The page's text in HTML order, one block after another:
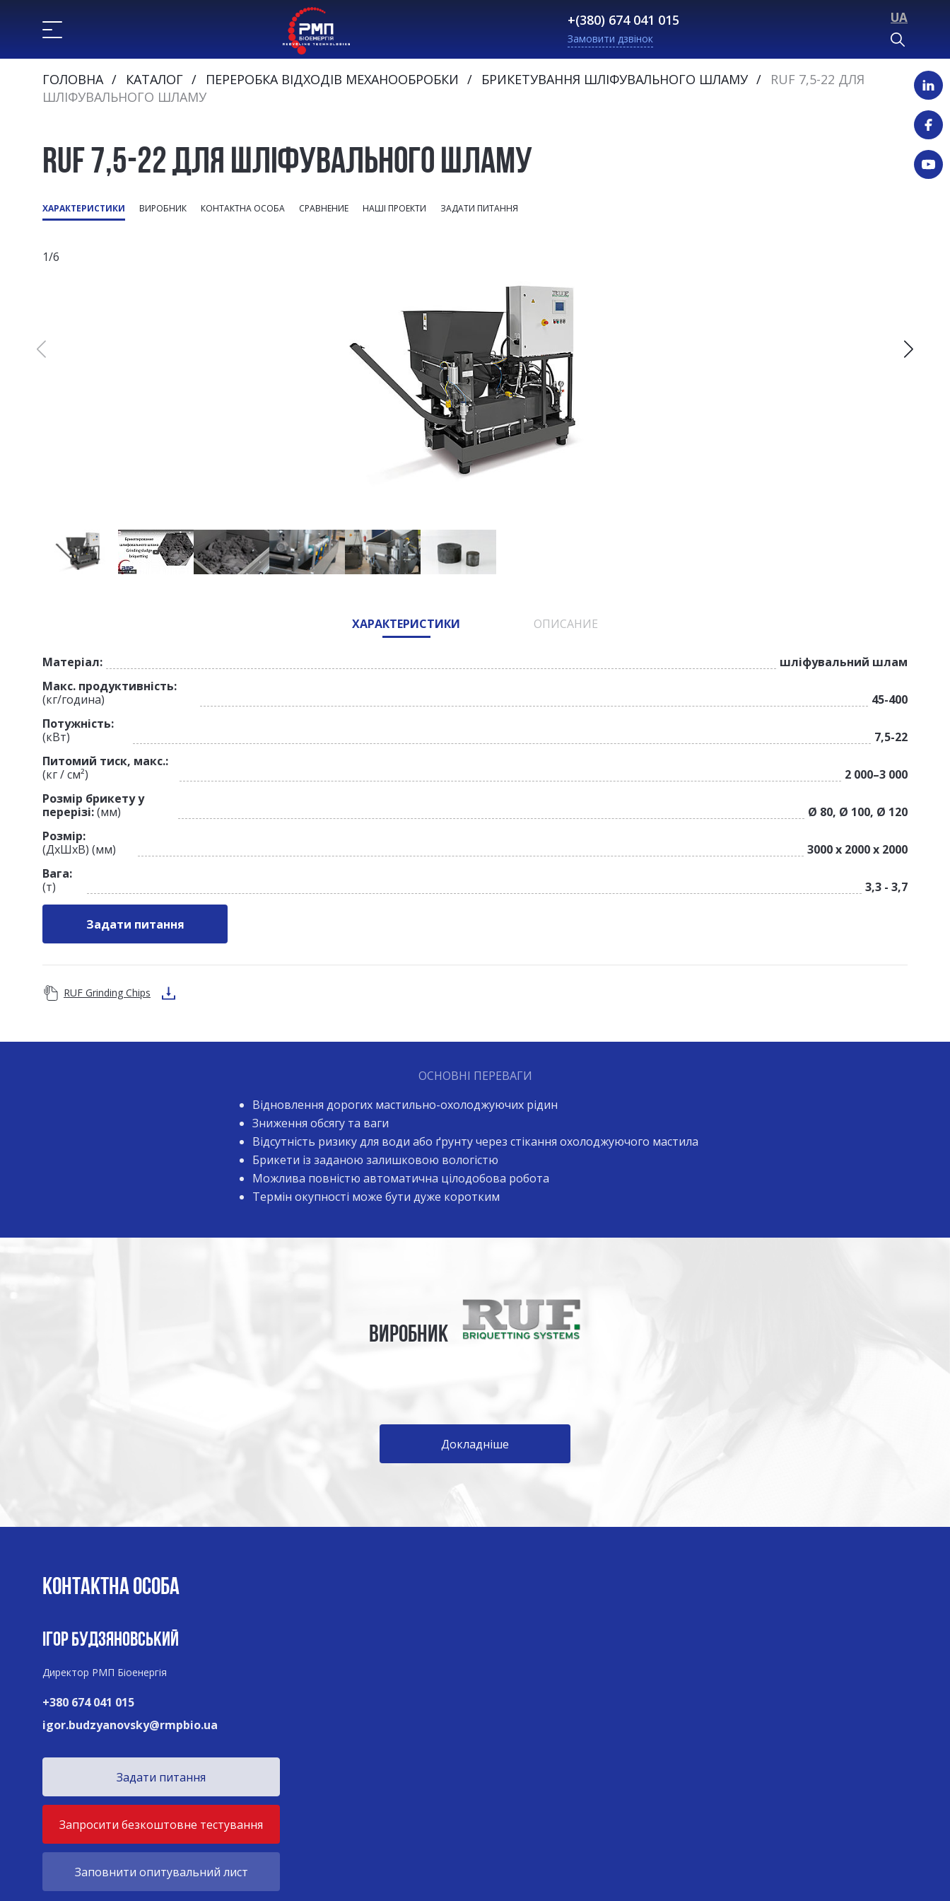
+(380) 674 041 015
Замовити дзвінок
UA
ГОЛОВНА КАТАЛОГ ПЕРЕРОБКА ВІДХОДІВ МЕХАНООБРОБКИ БРИКЕТУВАННЯ ШЛІФУВАЛЬНОГО ШЛАМУ
RUF 7,5-22 ДЛЯ
ШЛІФУВАЛЬНОГО ШЛАМУ
RUF 7,5-22 ДЛЯ ШЛІФУВАЛЬНОГО ШЛАМУ
ХАРАКТЕРИСТИКИ ВИРОБНИК КОНТАКТНА ОСОБА СРАВНЕНИЕ НАШІ ПРОЕКТИ ЗАДАТИ ПИТАННЯ
1/6
ХАРАКТЕРИСТИКИ ОПИСАНИЕ
Матеріал:
шліфувальний шлам
Макс. продуктивність:
(кг/година)
45-400
Потужність:
(кВт)
7,5-22
Питомий тиск, макс.:
(кг / см²)
2 000–3 000
Розмір брикету у
перерізі:(мм)
Ø 80, Ø 100, Ø 120
Розмір:
(ДхШхВ) (мм)
3000 х 2000 х 2000
Вага:
(т)
3,3 - 3,7
Задати питання
RUF Grinding Chips
ОСНОВНІ ПЕРЕВАГИ
Відновлення дорогих мастильно-охолоджуючих рідин
Зниження обсягу та ваги
Відсутність ризику для води або ґрунту через стікання охолоджуючого мастила
Брикети із заданою залишковою вологістю
Можлива повністю автоматична цілодобова робота
Термін окупності може бути дуже коротким
ВИРОБНИК
Докладніше
КОНТАКТНА ОСОБА
ІГОР БУДЗЯНОВСЬКИЙ
Директор РМП Біоенергія
+380 674 041 015
igor.budzyanovsky@rmpbio.ua
Задати питання
Запросити безкоштовне тестування
Заповнити опитувальний лист